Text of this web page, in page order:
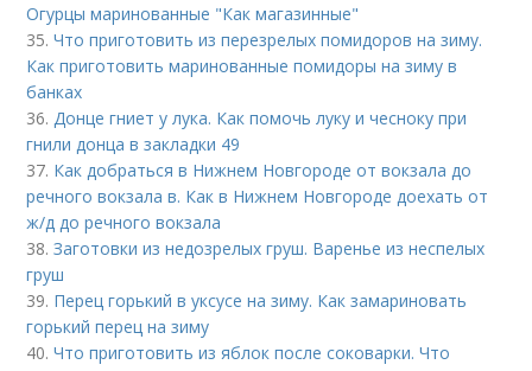
Огурцы маринованные "Как магазинные"
35.Что приготовить из перезрелых помидоров на зиму.
Как приготовить маринованные помидоры на зиму в
банках
36.Донце гниет у лука. Как помочь луку и чесноку при
гнили донца в закладки 49
37. Как добраться в Нижнем Новгороде от вокзала до
речного вокзала в. Как в Нижнем Новгороде доехать от
ж/д до речного вокзала
38.Заготовки из недозрелых груш. Варенье из неспелых
груш
39. Перец горький в уксусе на зиму. Как замариновать
горький перец на зиму
40.Что приготовить из яблок после соковарки. Что